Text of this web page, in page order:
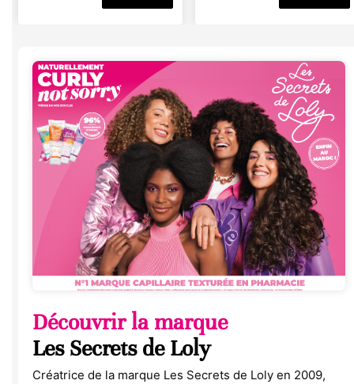
Découvrir la marque
Les Secrets de Loly
Créatrice de la marque Les Secrets de Loly en 2009,